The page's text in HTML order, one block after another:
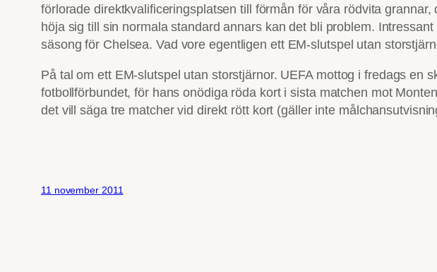
förlorade direktkvalificeringsplatsen till förmån för våra rödvita
höja sig till sin normala standard annars kan det bli problem.
säsong för Chelsea. Vad vore egentligen ett EM-slutspel utan
På tal om ett EM-slutspel utan storstjärnor. UEFA mottog i fredags en
fotbollförbundet, för hans onödiga röda kort i sista matchen mot
det vill säga tre matcher vid direkt rött kort (gäller inte
11 november 2011